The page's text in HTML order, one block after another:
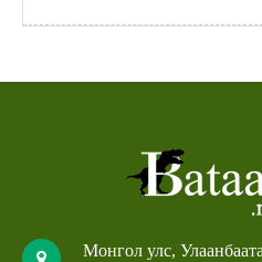
Монгол улс,